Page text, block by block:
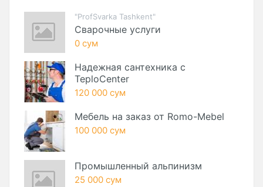
"ProfSvarka Tashkent"
Сварочные услуги
0 сум
Надежная сантехника с
TeploCenter
120 000 сум
Мебель на заказ от Romo-Mebel
100 000 сум
Промышленный альпинизм
25 000 сум